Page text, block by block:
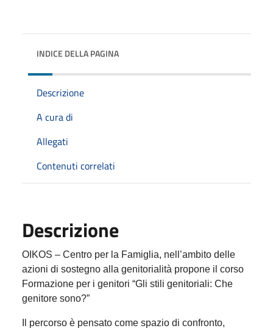
INDICE DELLA PAGINA
Descrizione
A cura di
Allegati
Contenuti correlati
Descrizione
OIKOS – Centro per la Famiglia, nell’ambito delle
azioni di sostegno alla genitorialità propone il corso
Formazione per i genitori “Gli stili genitoriali: Che
genitore sono?”
Il percorso è pensato come spazio di confronto,